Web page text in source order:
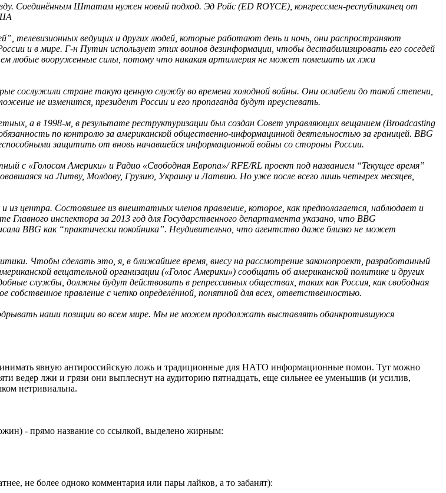
Соединённым Штатам нужен новый подход. Эд Ройс (ED ROYCE), конгрессмен-республиканец от
телевизионных ведущих и других людей, которые работают день и ночь, они распространяют
и в мире. Г-н Путин использует этих воинов дезинформации, чтобы дестабилизировать его соседей
любые вооруженные силы, потому что никакая артиллерия не может помешать их лжи
стране такую ценную службу во времена холодной войны. Они ослабели до такой степени,
не изменится, президент России и его пропаганда будут преуспевать.
а в 1998-м, в результате реструктуризации был создан Совет управляющих вещанием (Broadcasting
по контролю за американской общественно-информацинной деятельностью за границей. BBG
защитить от вновь начавшейся информационной войны со стороны России.
с «Голосом Америки» и Радио «Свободная Европа»/ RFE/RL проект под названием “Текущее время”
на Литву, Молдову, Грузию, Украину и Латвию. Но уже после всего лишь четырех месяцев,
из центра. Состоявшее из внештатных членов правление, которое, как предполагается, наблюдает и
инспектора за 2013 год для Государственного департамента указано, что BBG
BBG как “практически покойника”. Неудивительно, что агентство даже близко не может
Чтобы сделать это, я, в ближайшее время, внесу на рассмотрение законопроект, разработанный
вещательной организации («Голос Америки») сообщать об американской политике и других
службы, должны будут действовать в репрессивных обществах, таких как Россия, как свободная
правление с четко определённой, понятной для всех, ответственностью.
наши позиции во всем мире. Мы не можем продолжать выставлять обанкротившуюся
явную антироссийскую ложь и традиционные для НАТО информационные помои. Тут можно
ведер лжи и грязи они выплеснут на аудиторию пятнадцать, еще сильнее ее уменьшив (и усилив,
нетривиальна.
- прямо название со ссылкой, выделено жирным:
не более одноко комментария или пары лайков, а то забанят):